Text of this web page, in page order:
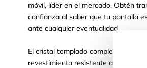
móvil, líder en el mercado. Obtén
confianza al saber que tu pantalla
ante cualquier eventualidad.
El cristal templado completo
revestimiento resistente a rayones,